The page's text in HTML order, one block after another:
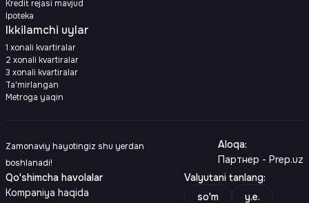
Kredit rejasi mavjud
Ipoteka
Ikkilamchi uylar
1 xonali kvartiralar
2 xonali kvartiralar
3 xonali kvartiralar
Ta'mirlangan
Metroga yaqin
Zamonaviy hayotingiz shu yerdan
boshlanadi!
Aloqa:
Партнер - Prep.uz
Qo'shimcha havolalar
Kompaniya haqida
Valyutani tanlang:
so'm
y.e.